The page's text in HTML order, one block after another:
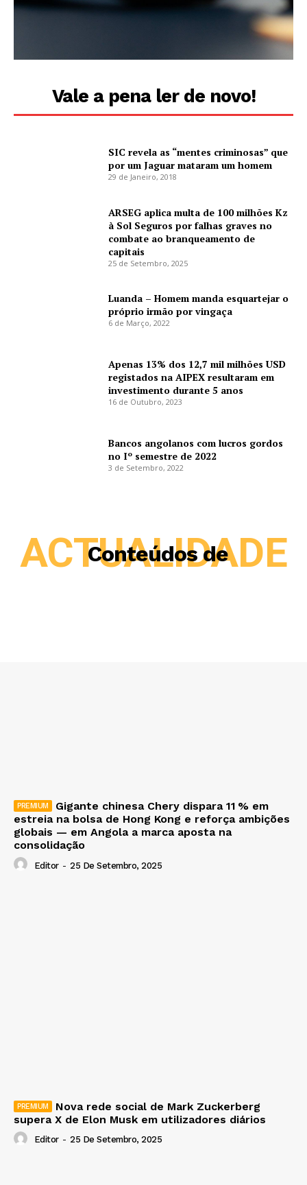
Vale a pena ler de novo!
SIC revela as “mentes criminosas” que
por um Jaguar mataram um homem
29 de Janeiro, 2018
ARSEG aplica multa de 100 milhões Kz
à Sol Seguros por falhas graves no
combate ao branqueamento de
capitais
25 de Setembro, 2025
Luanda – Homem manda esquartejar o
próprio irmão por vingaça
6 de Março, 2022
Apenas 13% dos 12,7 mil milhões USD
registados na AIPEX resultaram em
investimento durante 5 anos
16 de Outubro, 2023
Bancos angolanos com lucros gordos
no Iº semestre de 2022
3 de Setembro, 2022
Conteúdos de
ACTUALIDADE
Gigante chinesa Chery dispara 11 % em
estreia na bolsa de Hong Kong e reforça ambições
globais — em Angola a marca aposta na
consolidação
Editor - 25 De Setembro, 2025
Nova rede social de Mark Zuckerberg
supera X de Elon Musk em utilizadores diários
Editor - 25 De Setembro, 2025